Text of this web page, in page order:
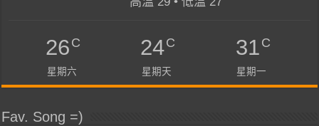
26C
星期六
24C
星期天
31C
星期一
Fav. Song =)